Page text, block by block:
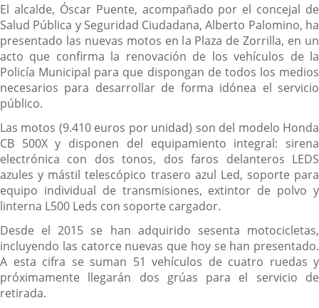
El alcalde, Óscar Puente, acompañado por el concejal de
Salud Pública y Seguridad Ciudadana, Alberto Palomino, ha
presentado las nuevas motos en la Plaza de Zorrilla, en un
acto que confirma la renovación de los vehículos de la
Policía Municipal para que dispongan de todos los medios
necesarios para desarrollar de forma idónea el servicio
público.
Las motos (9.410 euros por unidad) son del modelo Honda
CB 500X y disponen del equipamiento integral: sirena
electrónica con dos tonos, dos faros delanteros LEDS
azules y mástil telescópico trasero azul Led, soporte para
equipo individual de transmisiones, extintor de polvo y
linterna L500 Leds con soporte cargador.
Desde el 2015 se han adquirido sesenta motocicletas,
incluyendo las catorce nuevas que hoy se han presentado.
A esta cifra se suman 51 vehículos de cuatro ruedas y
próximamente llegarán dos grúas para el servicio de
retirada.